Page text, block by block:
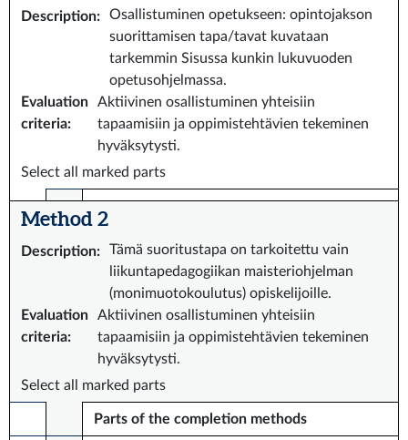
Description:
Osallistuminen opetukseen: opintojakson
suorittamisen tapa/tavat kuvataan
tarkemmin Sisussa kunkin lukuvuoden
opetusohjelmassa.
Evaluation
criteria:
Aktiivinen osallistuminen yhteisiin
tapaamisiin ja oppimistehtävien tekeminen
hyväksytysti.
Select all marked parts
Method 2
Description:
Tämä suoritustapa on tarkoitettu vain
liikuntapedagogiikan maisteriohjelman
(monimuotokoulutus) opiskelijoille.
Evaluation
criteria:
Aktiivinen osallistuminen yhteisiin
tapaamisiin ja oppimistehtävien tekeminen
hyväksytysti.
Select all marked parts
Parts of the completion methods